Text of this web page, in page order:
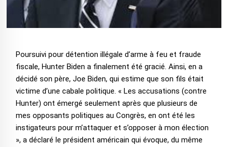
Poursuivi pour détention illégale d’arme à feu et fraude
fiscale, Hunter Biden a finalement été gracié. Ainsi, en a
décidé son père, Joe Biden, qui estime que son fils était
victime d’une cabale politique. « Les accusations (contre
Hunter) ont émergé seulement après que plusieurs de
mes opposants politiques au Congrès, en ont été les
instigateurs pour m’attaquer et s’opposer à mon élection
», a déclaré le président américain qui évoque, du même